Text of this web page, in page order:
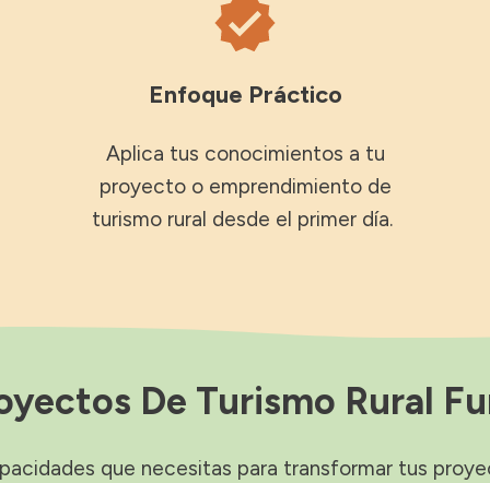
Enfoque Práctico
Aplica tus conocimientos a tu
proyecto o emprendimiento de
turismo rural desde el primer día.
De Turismo Rural
que necesitas para transformar tus